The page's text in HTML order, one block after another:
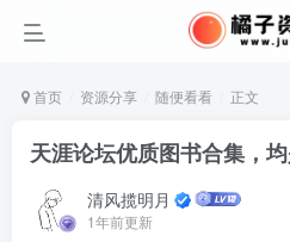
首页 资源分享 随便看看 正文
天涯论坛优质图书合集，
清风揽明月
1年前更新